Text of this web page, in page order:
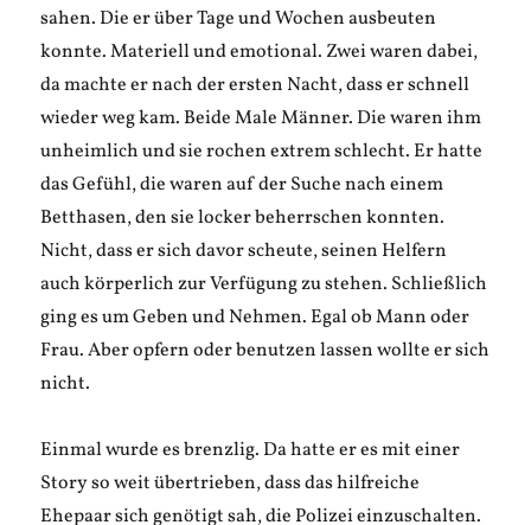
sahen. Die er über Tage und Wochen ausbeuten
konnte. Materiell und emotional. Zwei waren dabei,
da machte er nach der ersten Nacht, dass er schnell
wieder weg kam. Beide Male Männer. Die waren ihm
unheimlich und sie rochen extrem schlecht. Er hatte
das Gefühl, die waren auf der Suche nach einem
Betthasen, den sie locker beherrschen konnten.
Nicht, dass er sich davor scheute, seinen Helfern
auch körperlich zur Verfügung zu stehen. Schließlich
ging es um Geben und Nehmen. Egal ob Mann oder
Frau. Aber opfern oder benutzen lassen wollte er sich
nicht.
Einmal wurde es brenzlig. Da hatte er es mit einer
Story so weit übertrieben, dass das hilfreiche
Ehepaar sich genötigt sah, die Polizei einzuschalten.